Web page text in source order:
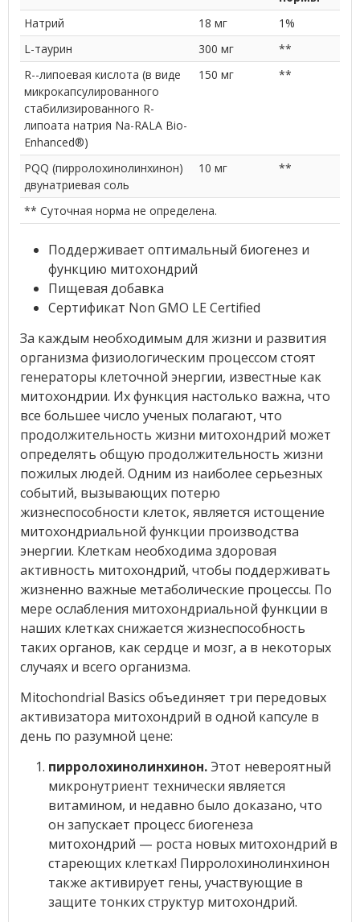
Натрий
18 мг
1%
L-таурин
300 мг
**
R--липоевая кислота (в виде
микрокапсулированного
стабилизированного R-
липоата натрия Na-RALA Bio-
Enhanced®)
150 мг **
PQQ (пирролохинолинхинон)
двунатриевая соль
10 мг **
** Суточная норма не определена.
Поддерживает оптимальный биогенез и
функцию митохондрий
Пищевая добавка
Сертификат Non GMO LE Certified
За каждым необходимым для жизни и развития
организма физиологическим процессом стоят
генераторы клеточной энергии, известные как
митохондрии. Их функция настолько важна, что
все большее число ученых полагают, что
продолжительность жизни митохондрий может
определять общую продолжительность жизни
пожилых людей. Одним из наиболее серьезных
событий, вызывающих потерю
жизнеспособности клеток, является истощение
митохондриальной функции производства
энергии. Клеткам необходима здоровая
активность митохондрий, чтобы поддерживать
жизненно важные метаболические процессы. По
мере ослабления митохондриальной функции в
наших клетках снижается жизнеспособность
таких органов, как сердце и мозг, а в некоторых
случаях и всего организма.
Mitochondrial Basics объединяет три передовых
активизатора митохондрий в одной капсуле в
день по разумной цене:
пирролохинолинхинон.Этот невероятный
микронутриент технически является
витамином, и недавно было доказано, что
он запускает процесс биогенеза
митохондрий — роста новых митохондрий в
стареющих клетках! Пирролохинолинхинон
также активирует гены, участвующие в
защите тонких структур митохондрий.